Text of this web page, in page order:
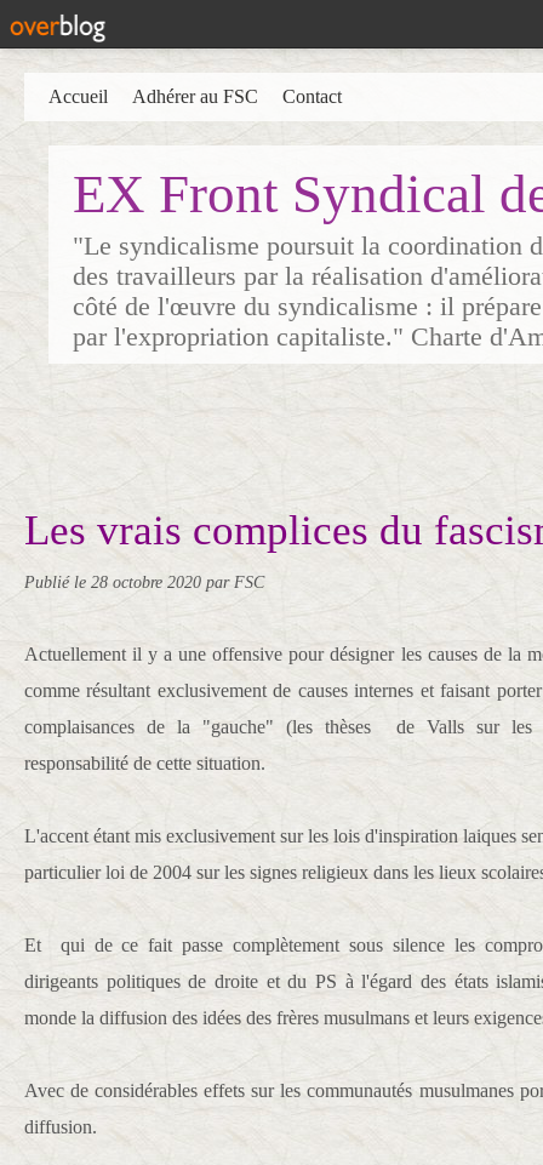
EX Front Syndical
"Le syndicalisme poursuit la coordination
des travailleurs par la réalisation
côté de l'œuvre du syndicalisme : il
par l'expropriation capitaliste." Charte
Accueil Adhérer au FSC Contact
Les vrais complices du
Publié le 28 octobre 2020 par FSC
Actuellement il y a une offensive pour désigner les causes de la
comme résultant exclusivement de causes internes et faisant
complaisances de la "gauche" (les thèses de Valls sur les
responsabilité de cette situation.
L'accent étant mis exclusivement sur les lois d'inspiration laiques
particulier loi de 2004 sur les signes religieux dans les lieux
Et qui de ce fait passe complètement sous silence les
dirigeants politiques de droite et du PS à l'égard des états
monde la diffusion des idées des frères musulmans et leurs
Avec de considérables effets sur les communautés musulmanes
diffusion.